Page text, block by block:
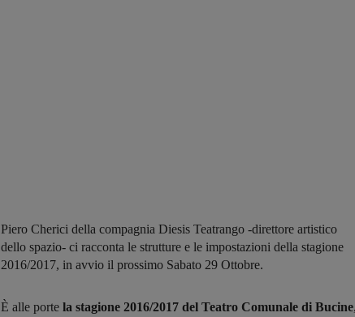
Piero Cherici della compagnia Diesis Teatrango -direttore artistico
dello spazio- ci racconta le strutture e le impostazioni della stagione
2016/2017, in avvio il prossimo Sabato 29 Ottobre.
È alle porte la stagione 2016/2017 del Teatro Comunale di Bucine